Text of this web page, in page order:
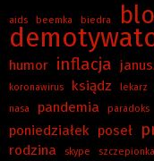
aids beemka biedra
humor inflacja
koronawirus ksiądz lekarz
nasa pandemia paradoks
poniedziałek poseł
rodzina skype szczepionka